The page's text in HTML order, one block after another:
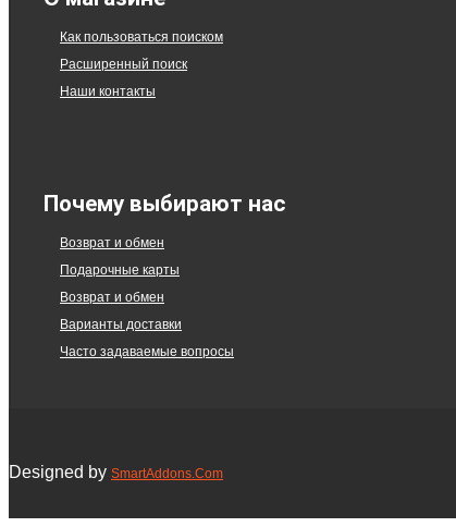
Как пользоваться поиском
Расширенный поиск
Наши контакты
Почему выбирают нас
Возврат и обмен
Подарочные карты
Возврат и обмен
Варианты доставки
Часто задаваемые вопросы
Designed by SmartAddons.Com